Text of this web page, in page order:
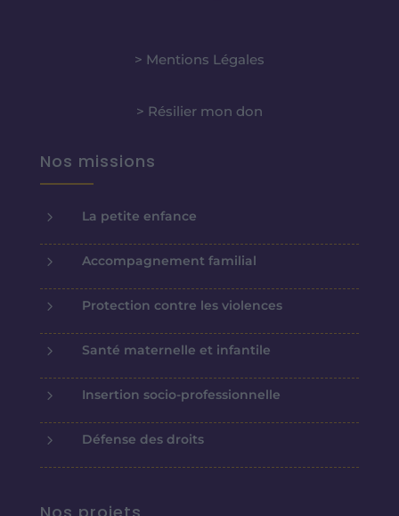
> Mentions Légales
> Résilier mon don
Nos missions
5 La petite enfance
5 Accompagnement familial
5 Protection contre les violences
5 Santé maternelle et infantile
5 Insertion socio-professionnelle
5 Défense des droits